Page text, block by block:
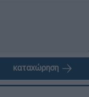
καταχώρηση